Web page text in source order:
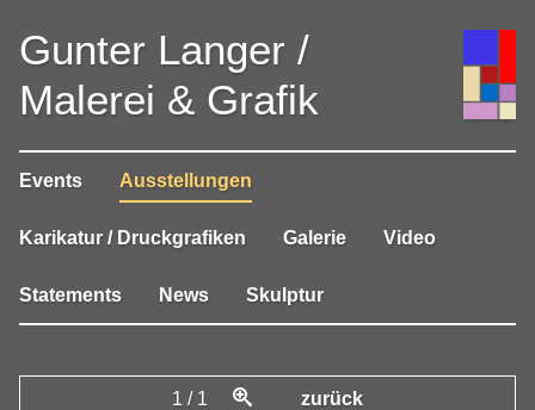
Gunter Langer /
Malerei & Grafik
Events Ausstellungen
Karikatur / Druckgrafiken Galerie Video
Statements News Skulptur
1 / 1 zurück